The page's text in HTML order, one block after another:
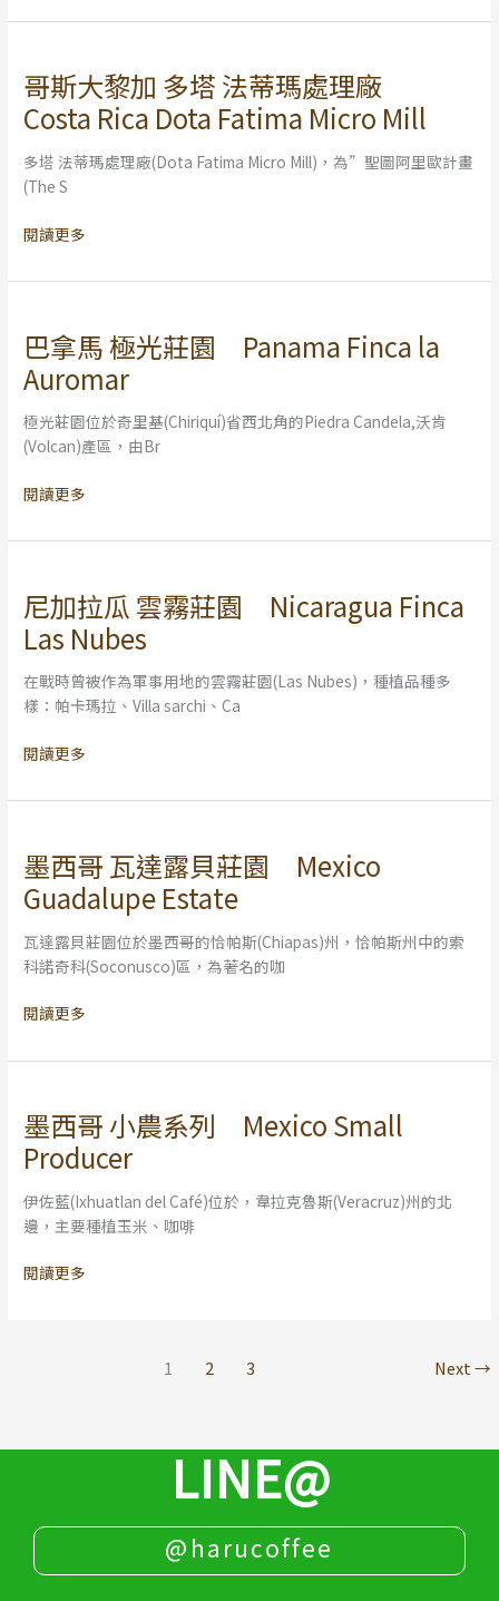
of
Wild
Yeast
Natural
Excellence
“Rank3”
Rosma
Gesha
Washed
理
Rica
Micro
哥斯大黎加 多塔 法蒂瑪處理廠
Costa Rica Dota Fatima Micro Mill
多塔 法蒂瑪處理廠(Dota Fatima Micro Mill)，為”聖圖阿里歐計畫
(The S
哥
斯
大
黎
加
多
塔
蒂
理
廠
Rica
Dota
Micro
閱讀更多
巴拿馬 極光莊園 Panama Finca la
Auromar
極光莊園位於奇里基(Chiriquí)省西北角的Piedra Candela,沃肯
(Volcan)產區，由Br
巴
拿
馬
極
光
莊
園
Finca
閱讀更多
尼加拉瓜 雲霧莊園 Nicaragua Finca
Las Nubes
在戰時曾被作為軍事用地的雲霧莊園(Las Nubes)，種植品種多
樣：帕卡瑪拉、Villa sarchi、Ca
尼
加
拉
瓜
雲
莊
Nicaragua
Nubes
閱讀更多
墨西哥 瓦達露貝莊園 Mexico
Guadalupe Estate
瓦達露貝莊園位於墨西哥的恰帕斯(Chiapas)州，恰帕斯州中的索
科諾奇科(Soconusco)區，為著名的咖
墨
西
哥
瓦
達
貝
園
Estate
閱讀更多
墨西哥 小農系列 Mexico Small
Producer
伊佐藍(Ixhuatlan del Café)位於，韋拉克魯斯(Veracruz)州的北
邊，主要種植玉米、咖啡
墨
西
哥
小
農
列
閱讀更多
1 2 3 Next→
LINE@
@harucoffee